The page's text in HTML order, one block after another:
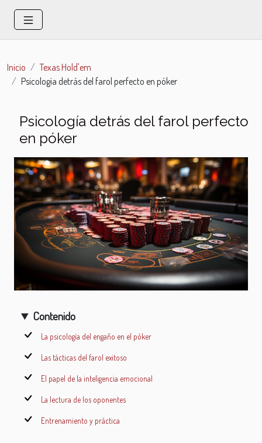
Inicio
Texas Hold'em
Psicología detrás del farol perfecto en póker
Psicología detrás del farol perfecto
en póker
Contenido
La psicología del engaño en el póker
Las tácticas del farol exitoso
El papel de la inteligencia emocional
La lectura de los oponentes
Entrenamiento y práctica